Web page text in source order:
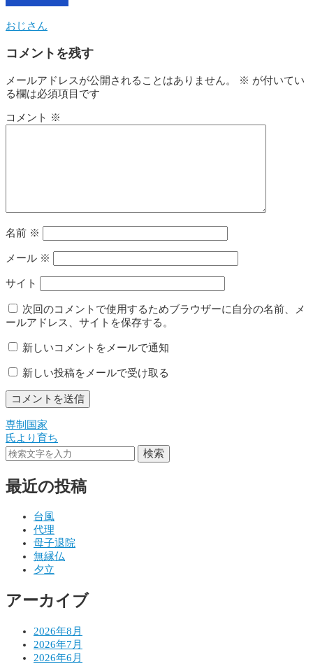
おじさん
コメントを残す
メールアドレスが公開されることはありません。 ※ が付いてい
る欄は必須項目です
コメント ※
名前 ※
メール ※
サイト
次回のコメントで使用するためブラウザーに自分の名前、メ
ールアドレス、サイトを保存する。
新しいコメントをメールで通知
新しい投稿をメールで受け取る
投
稿
ビ
ン
専制国家
氏より育ち
検索
最近の投稿
台風
代理
母子退院
無縁仏
夕立
アーカイブ
2026年8月
2026年7月
2026年6月